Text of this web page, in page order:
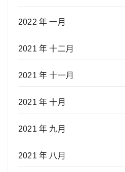
2022 年 一月
2021 年 十二月
2021 年 十一月
2021 年 十月
2021 年 九月
2021 年 八月